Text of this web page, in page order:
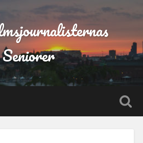
Seniorer